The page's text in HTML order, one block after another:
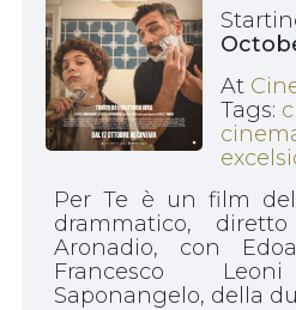
At
Tags:
Per Te è un film
drammatico,
Aronadio, con
Francesco
Saponangelo, della